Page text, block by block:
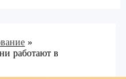
работают в